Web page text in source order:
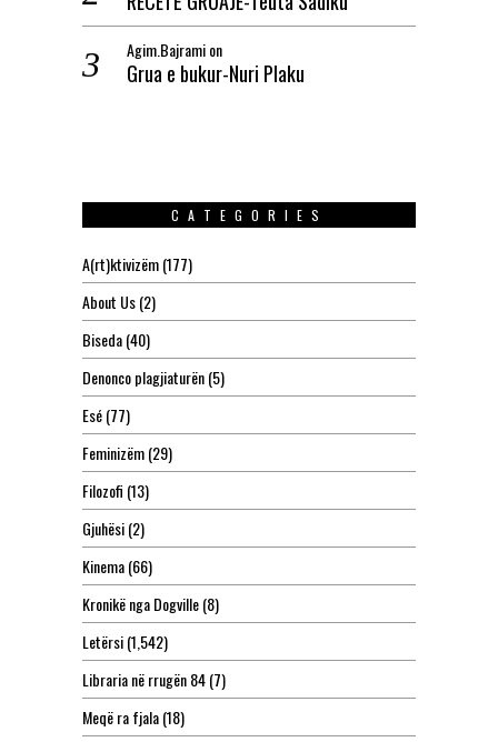
Agim.Bajramion
Grua e bukur-Nuri Plaku
CATEGORIES
A(rt)ktivizëm(177)
About Us(2)
Biseda(40)
Denonco plagjiaturën(5)
Esé(77)
Feminizëm(29)
Filozofi (13)
Gjuhësi(2)
Kinema(66)
Kronikë nga Dogville(8)
Letërsi(1,542)
Libraria në rrugën 84(7)
Meqë ra fjala(18)